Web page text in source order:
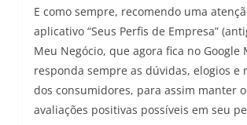
E como sempre, recomendo uma
aplicativo “Seus Perfis de Empresa”
Meu Negócio, que agora fica no Google
responda sempre as dúvidas, elogios e
dos consumidores, para assim manter
avaliações positivas possíveis em seu